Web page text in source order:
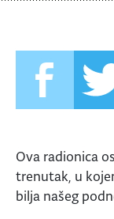
Ova radionica
trenutak, u
bilja našeg